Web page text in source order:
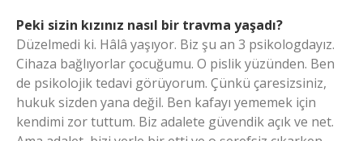
Peki sizin kızınız nasıl bir travma yaşadı?
Düzelmedi ki. Hâlâ yaşıyor. Biz şu an 3 psikologdayız.
Cihaza bağlıyorlar çocuğumu. O pislik yüzünden. Ben
de psikolojik tedavi görüyorum. Çünkü çaresizsiniz,
hukuk sizden yana değil. Ben kafayı yememek için
kendimi zor tuttum. Biz adalete güvendik açık ve net.